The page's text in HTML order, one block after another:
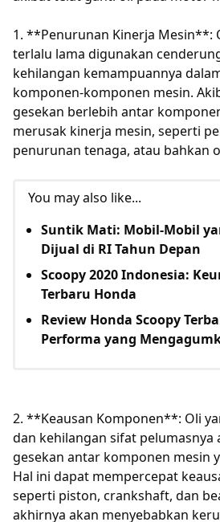
1. **Penurunan Kinerja Mesin**:
terlalu lama digunakan
kehilangan kemampuannya
komponen-komponen mesin.
gesekan berlebih antar
merusak kinerja mesin, seperti
penurunan tenaga, atau bahkan
You may also like...
Suntik Mati: Mobil-Mobil
Dijual di RI Tahun Depan
Scoopy 2020 Indonesia:
Terbaru Honda
Review Honda Scoopy
Performa yang
2. **Keausan Komponen**: Oli
dan kehilangan sifat pelumasnya
gesekan antar komponen mesin
Hal ini dapat mempercepat
seperti piston, crankshaft, dan
akhirnya akan menyebabkan